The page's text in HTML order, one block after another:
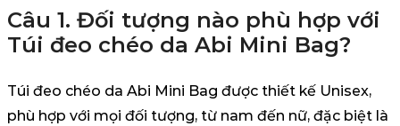
Câu 1. Đối tượng nào phù hợp với
Túi đeo chéo da Abi Mini Bag?
Túi đeo chéo da Abi Mini Bag được thiết kế Unisex,
phù hợp với mọi đối tượng, từ nam đến nữ, đặc biệt là